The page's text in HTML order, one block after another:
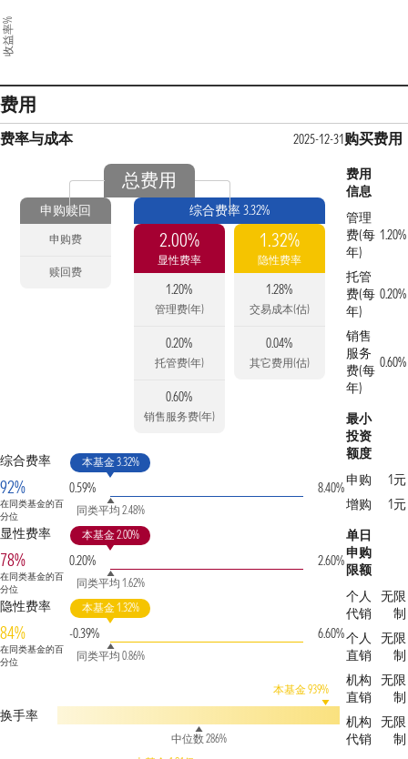
收益率%
费用
费率与成本 2025-12-31
总费用
申购赎回
申购费
赎回费
综合费率 3.32%
2.00%
显性费率
1.20%
管理费(年)
0.20%
托管费(年)
0.60%
销售服务费(年)
1.32%
隐性费率
1.28%
交易成本(估)
0.04%
其它费用(估)
综合费率
92%
在同类基金的百
分位
0.59%
本基金 3.32%
同类平均 2.48%
8.40%
显性费率
78%
在同类基金的百
分位
0.20%
本基金 2.00%
同类平均 1.62%
2.60%
隐性费率
84%
在同类基金的百
分位
-0.39%
本基金 1.32%
同类平均 0.86%
6.60%
换手率
本基金 939%
中位数 286%
购买费用
费用
信息
管理
费(每
年)
1.20%
托管
费(每
年)
0.20%
销售
服务
费(每
年)
0.60%
最小
投资
额度
申购
1元
增购
1元
单日
申购
限额
个人
代销
无限
制
个人
直销
无限
制
机构
直销
无限
制
机构
代销
无限
制